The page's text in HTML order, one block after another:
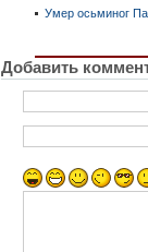
Умер осьминог
Добавить